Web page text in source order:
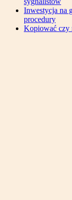
Inwestycja na
procedury
Kopiować czy